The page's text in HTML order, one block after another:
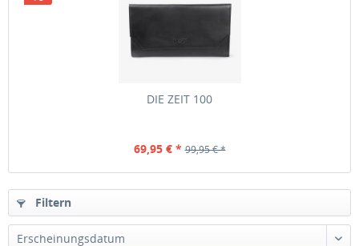
DIE ZEIT 100
69,95 € * 99,95 € *
Filtern
Erscheinungsdatum